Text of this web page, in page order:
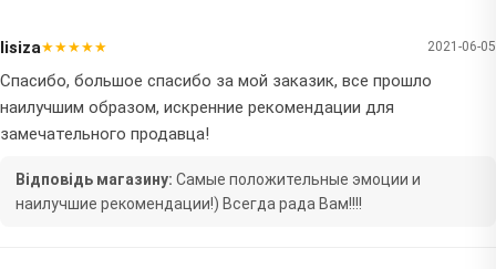
lisiza★★★★★ 2021-06-05
Спасибо, большое спасибо за мой заказик, все прошло
наилучшим образом, искренние рекомендации для
замечательного продавца!
Відповідь магазину: Самые положительные эмоции и
наилучшие рекомендации!) Всегда рада Вам!!!!